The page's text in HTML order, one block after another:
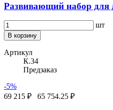
Развивающий набор
шт
В корзину
Артикул
К.34
Предзаказ
-5%
69 215 ₽
65 754.25 ₽